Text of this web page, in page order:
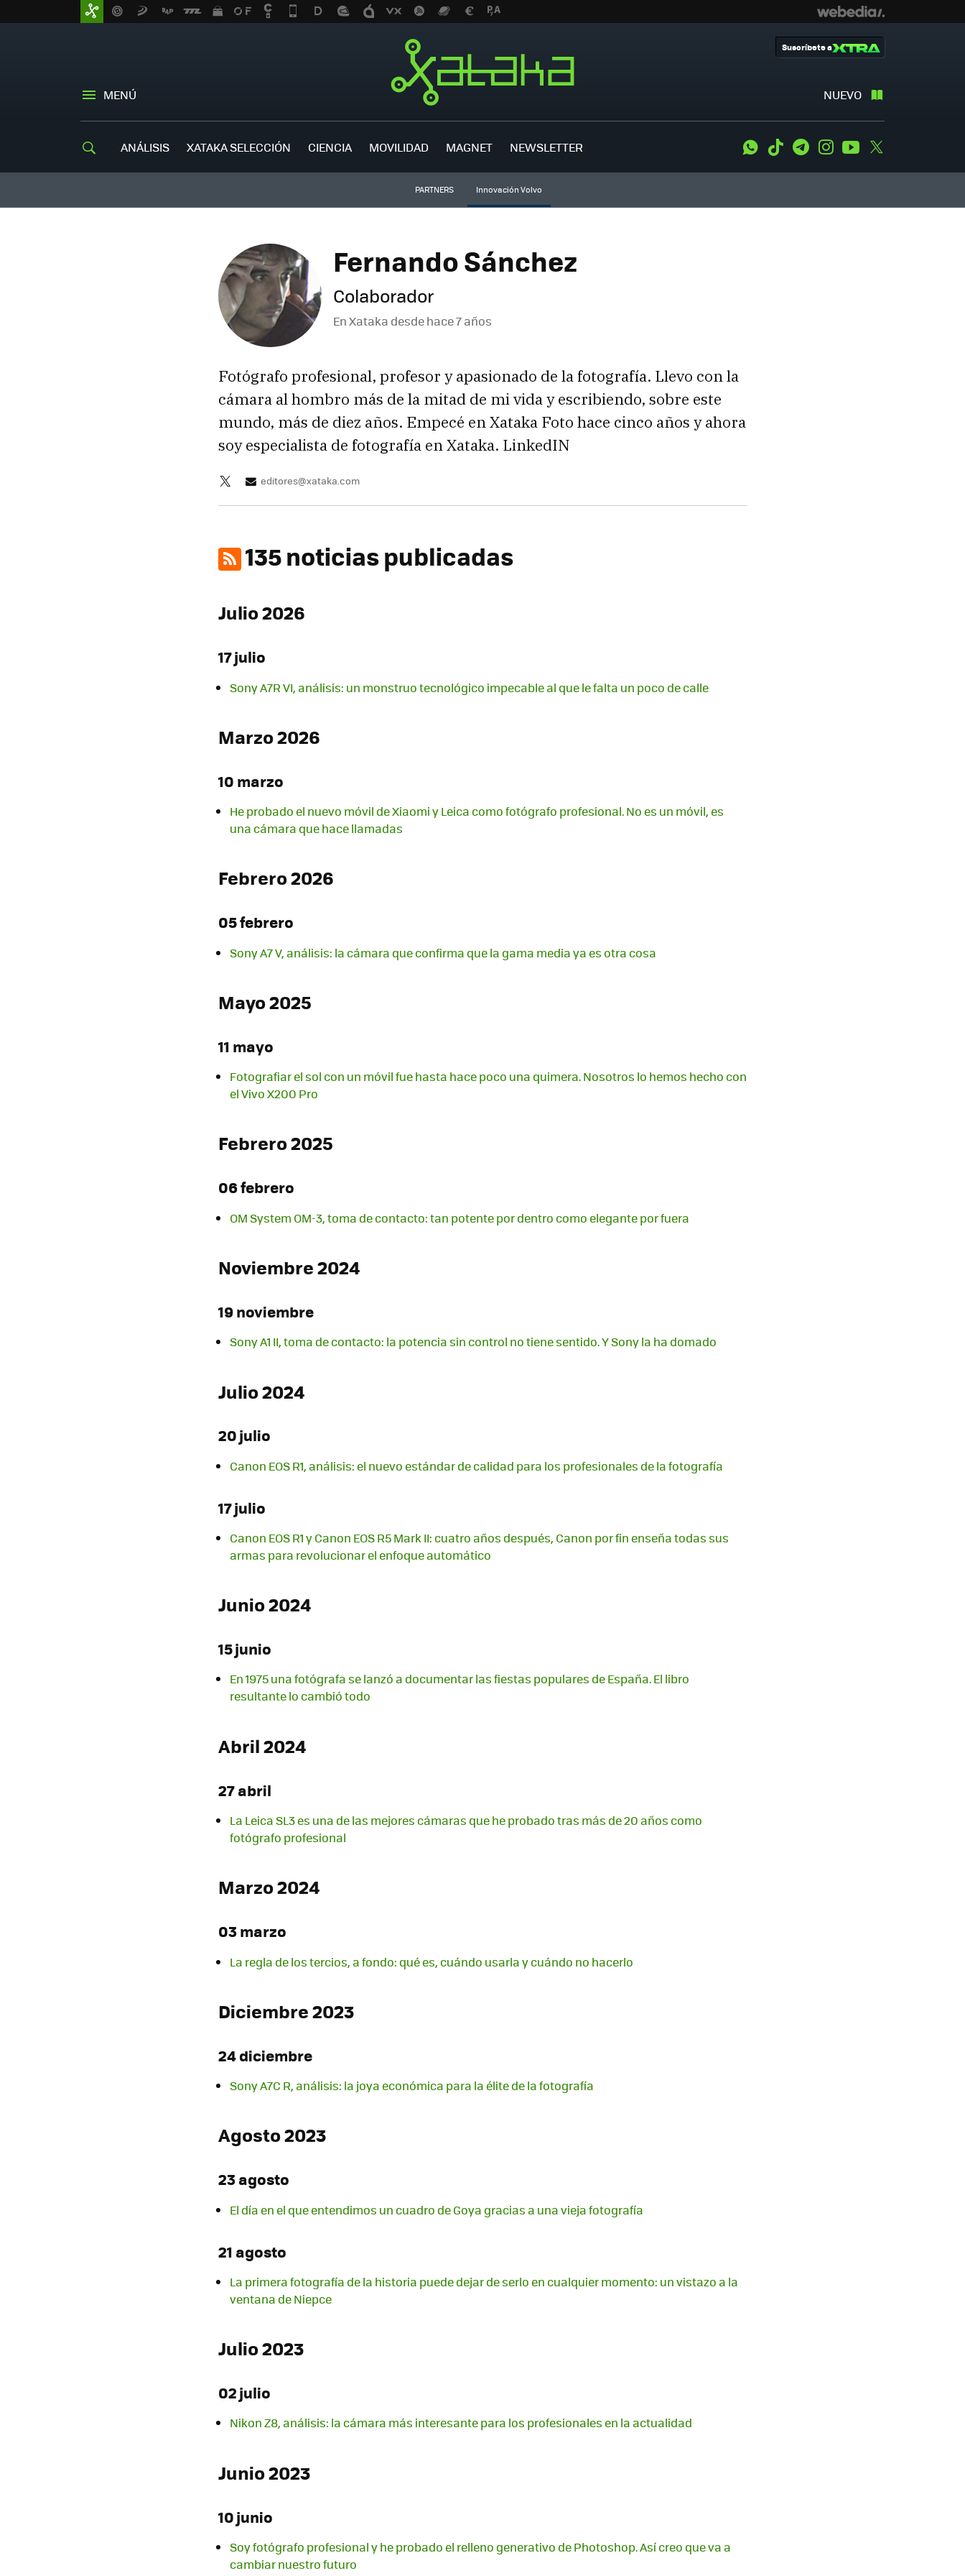
MENÚ NUEVO
Suscríbete a
ANÁLISIS XATAKA SELECCIÓN CIENCIA MOVILIDAD MAGNET NEWSLETTER WhatsApp
Tiktok TelegramInstagramYoutube
PARTNERS Innovación Volvo
Fernando Sánchez
Colaborador
En Xataka desdehace 7 años
Fotógrafo profesional, profesor y apasionado de la fotografía. Llevo con la
cámara al hombro más de la mitad de mi vida y escribiendo, sobre este
mundo, más de diez años. Empecé en Xataka Foto hace cinco años y ahora
soy especialista de fotografía en Xataka. LinkedIN
editores@xataka.com
135 noticias publicadas
Julio 2026
17 julio
Sony A7R VI, análisis: un monstruo tecnológico impecable al que le falta un poco de calle
Marzo 2026
10 marzo
He probado el nuevo móvil de Xiaomi y Leica como fotógrafo profesional. No es un móvil, es
una cámara que hace llamadas
Febrero 2026
05 febrero
Sony A7 V, análisis: la cámara que confirma que la gama media ya es otra cosa
Mayo 2025
11 mayo
Fotografiar el sol con un móvil fue hasta hace poco una quimera. Nosotros lo hemos hecho con
el Vivo X200 Pro
Febrero 2025
06 febrero
OM System OM-3, toma de contacto: tan potente por dentro como elegante por fuera
Noviembre 2024
19 noviembre
Sony A1 II, toma de contacto: la potencia sin control no tiene sentido. Y Sony la ha domado
Julio 2024
20 julio
Canon EOS R1, análisis: el nuevo estándar de calidad para los profesionales de la fotografía
17 julio
Canon EOS R1 y Canon EOS R5 Mark II: cuatro años después, Canon por fin enseña todas sus
armas para revolucionar el enfoque automático
Junio 2024
15 junio
En 1975 una fotógrafa se lanzó a documentar las fiestas populares de España. El libro
resultante lo cambió todo
Abril 2024
27 abril
La Leica SL3 es una de las mejores cámaras que he probado tras más de 20 años como
fotógrafo profesional
Marzo 2024
03 marzo
La regla de los tercios, a fondo: qué es, cuándo usarla y cuándo no hacerlo
Diciembre 2023
24 diciembre
Sony A7C R, análisis: la joya económica para la élite de la fotografía
Agosto 2023
23 agosto
El día en el que entendimos un cuadro de Goya gracias a una vieja fotografía
21 agosto
La primera fotografía de la historia puede dejar de serlo en cualquier momento: un vistazo a la
ventana de Niepce
Julio 2023
02 julio
Nikon Z8, análisis: la cámara más interesante para los profesionales en la actualidad
Junio 2023
10 junio
Soy fotógrafo profesional y he probado el relleno generativo de Photoshop. Así creo que va a
cambiar nuestro futuro